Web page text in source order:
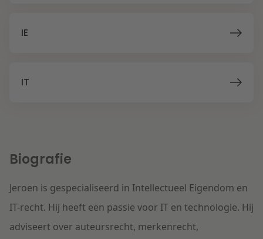
IE
IT
Biografie
Jeroen is gespecialiseerd in Intellectueel Eigendom en
IT-recht. Hij heeft een passie voor IT en technologie. Hij
adviseert over auteursrecht, merkenrecht,